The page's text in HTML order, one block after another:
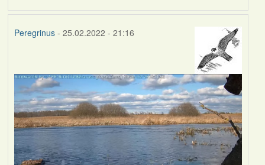
Peregrinus- 25.02.2022 - 21:16